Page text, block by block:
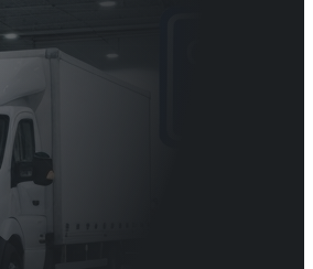
EPR-Registrierungspflicht plus